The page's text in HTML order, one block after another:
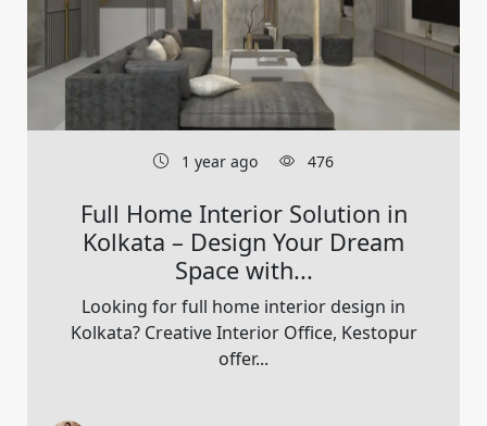
1 year ago 476
Full Home Interior Solution in
Kolkata – Design Your Dream
Space with...
Looking for full home interior design in
Kolkata? Creative Interior Office, Kestopur
offer...